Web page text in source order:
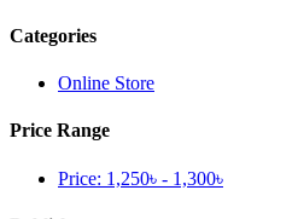
Categories
Online Store
Price Range
Price: 1,250৳ - 1,300৳